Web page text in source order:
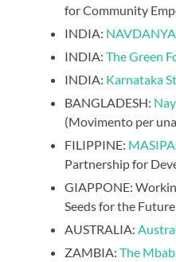
for Community
INDIA: NAVDANYA
INDIA:The Green
INDIA: Karnataka
BANGLADESH:
(Movimento per
FILIPPINE:
Partnership for
GIAPPONE:
Seeds for the
AUSTRALIA:
ZAMBIA:The